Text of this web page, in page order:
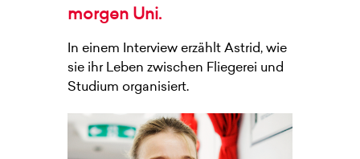
morgen Uni.
In einem Interview erzählt Astrid, wie
sie ihr Leben zwischen Fliegerei und
Studium organisiert.